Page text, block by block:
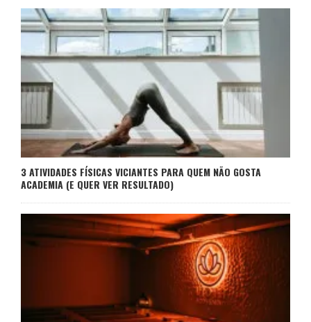
3 ATIVIDADES FÍSICAS VICIANTES PARA QUEM NÃO GOSTA
ACADEMIA (E QUER VER RESULTADO)